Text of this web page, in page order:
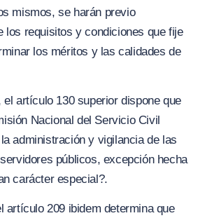
mismos, se harán previo
los requisitos y condiciones que fije
los méritos y las calidades de
el artículo 130 superior dispone que
Nacional del Servicio Civil
administración y vigilancia de las
públicos, excepción hecha
carácter especial?.
artículo 209 ibidem determina que